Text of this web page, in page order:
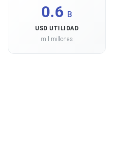
0.6 B
USD UTILIDAD
mil millones